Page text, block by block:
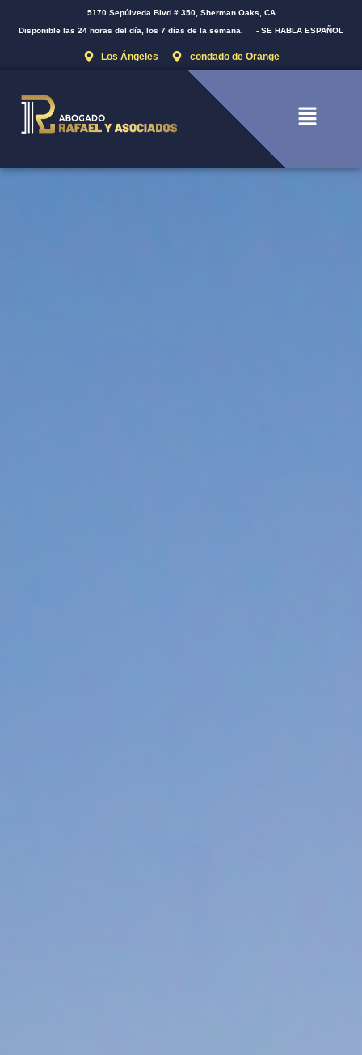
5170 Sepúlveda Blvd # 350, Sherman Oaks, CA
Disponible las 24 horas del día, los 7 días de la semana.
- SE HABLA ESPAÑOL
Los Ángeles condado de Orange